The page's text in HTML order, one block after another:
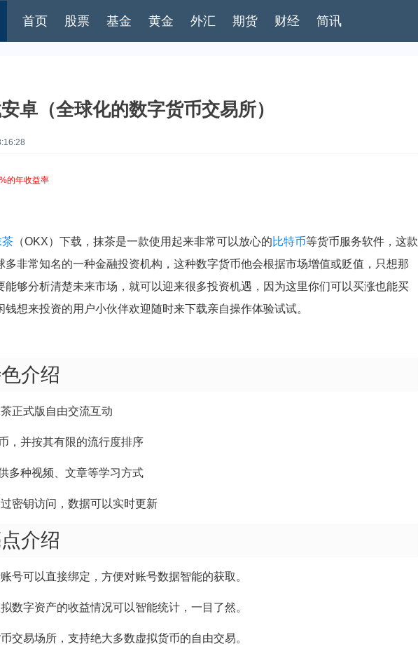
首页 股票 基金 黄金 外汇 期货 财经 简讯
卓（全球化的数字货币交易所）
的年收益率
茶 （OKX）下载，抹茶是一款使用起来非常可以放心的比特币等货币服务软件，这款
多非常知名的一种金融投资机构，这种数字货币他会根据市场增值或贬值，只想那
能够分析清楚未来市场，就可以迎来很多投资机遇，因为这里你们可以买涨也能买
想来投资的用户小伙伴欢迎随时来下载亲自操作体验试试。
介绍
正式版自由交流互动
，并按其有限的流行度排序
多种视频、文章等学习方式
密钥访问，数据可以实时更新
介绍
号可以直接绑定，方便对账号数据智能的获取。
数字资产的收益情况可以智能统计，一目了然。
交易场所，支持绝大多数虚拟货币的自由交易。